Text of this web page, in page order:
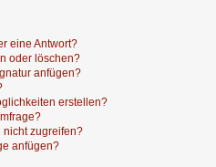
eine Antwort?
oder löschen?
anfügen?
erstellen?
nicht zugreifen?
anfügen?